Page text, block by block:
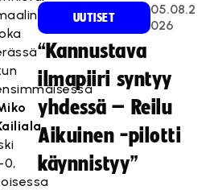
0,
UUTISET
05.08.2
026
“Kannustava
ilmapiiri syntyy
yhdessä – Reilu
Aikuinen -pilotti
käynnistyy”